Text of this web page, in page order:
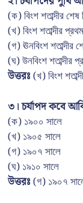
(ক) বিংশ শতাব্দীর শেষ
(খ) বিংশ শতাব্দীর
(গ) ঊনবিংশ শতাব্দীর
(ঘ) উনবিংশ শতাব্দীর
উত্তরঃ(খ) বিংশ
৩। চর্যাপদ কবে
(ক) ১৯০০ সালে
(খ) ১৯০৫ সালে
(গ) ১৯০৭ সালে
(ঘ) ১৯১০ সালে
উত্তরঃ(গ) ১৯০৭